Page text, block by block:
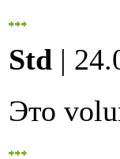
Std |
Это